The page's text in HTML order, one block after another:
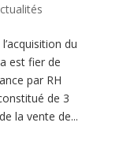
du
est fier de
par RH
de 3
la vente de...